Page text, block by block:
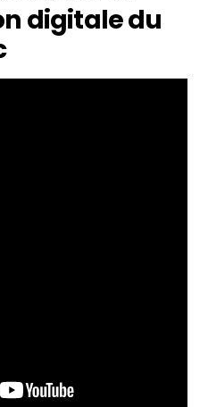
digitale du